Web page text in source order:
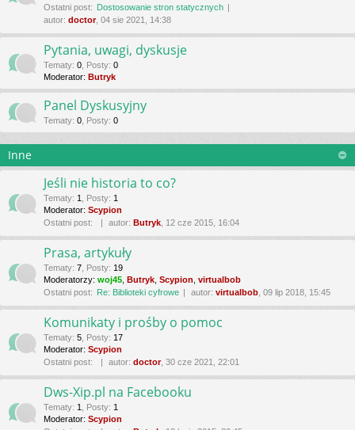
Ostatni post: Dostosowanie stron statycznych
autor: doctor, 04 sie 2021, 14:38
Pytania, uwagi, dyskusje
Tematy: 0 Posty: 0
Moderator: Butryk
Panel Dyskusyjny
Tematy: 0 Posty: 0
Inne
Jeśli nie historia to co?
Tematy: 1 Posty: 1
Moderator: Scypion
Ostatni post:
autor: Butryk , 12 cze 2015, 16:04
Prasa, artykuły
Tematy: 7 Posty: 19
Moderatorzy: woj45 Butryk Scypion virtualbob
Ostatni post: Re: Biblioteki cyfrowe autor: virtualbob , 09 lip 2018, 15:45
Komunikaty i prośby o pomoc
Tematy: 5 Posty: 17
Moderator: Scypion
Ostatni post:
autor: doctor, 30 cze 2021, 22:01
Dws-Xip.pl na Facebooku
Tematy: 1 Posty: 1
Moderator: Scypion